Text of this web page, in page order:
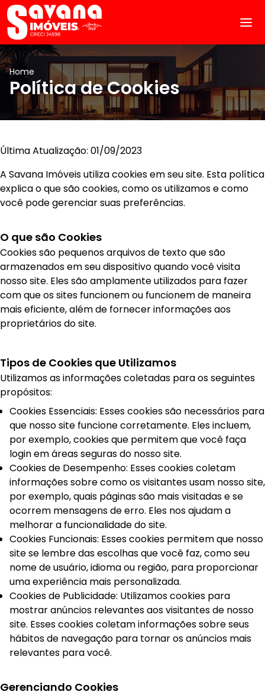
Home
Política de Cookies
Última Atualização: 01/09/2023
A Savana Imóveis utiliza cookies em seu site. Esta política
explica o que são cookies, como os utilizamos e como
você pode gerenciar suas preferências.
O que são Cookies
Cookies são pequenos arquivos de texto que são
armazenados em seu dispositivo quando você visita
nosso site. Eles são amplamente utilizados para fazer
com que os sites funcionem ou funcionem de maneira
mais eficiente, além de fornecer informações aos
proprietários do site.
Tipos de Cookies que Utilizamos
Utilizamos as informações coletadas para os seguintes
propósitos:
Cookies Essenciais: Esses cookies são necessários para
que nosso site funcione corretamente. Eles incluem,
por exemplo, cookies que permitem que você faça
login em áreas seguras do nosso site.
Cookies de Desempenho: Esses cookies coletam
informações sobre como os visitantes usam nosso site,
por exemplo, quais páginas são mais visitadas e se
ocorrem mensagens de erro. Eles nos ajudam a
melhorar a funcionalidade do site.
Cookies Funcionais: Esses cookies permitem que nosso
site se lembre das escolhas que você faz, como seu
nome de usuário, idioma ou região, para proporcionar
uma experiência mais personalizada.
Cookies de Publicidade: Utilizamos cookies para
mostrar anúncios relevantes aos visitantes de nosso
site. Esses cookies coletam informações sobre seus
hábitos de navegação para tornar os anúncios mais
relevantes para você.
Gerenciando Cookies